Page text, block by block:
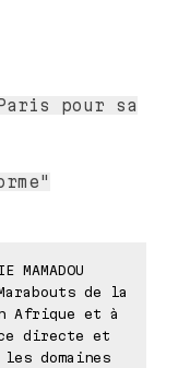
pour sa
MAMADOU
de la
Afrique et à
directe et
domaines